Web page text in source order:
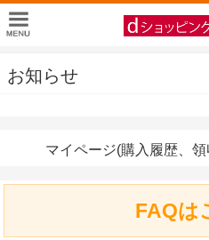
お知らせ
マイページ(購入履歴、
FAQは